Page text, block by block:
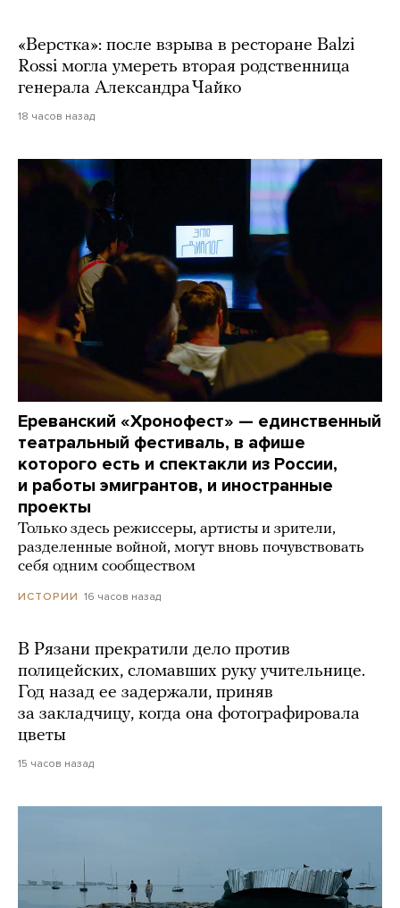
«Верстка»: после взрыва в ресторане Balzi
Rossi могла умереть вторая родственница
генерала Александра Чайко
18 часов назад
Ереванский «Хронофест» — единственный
театральный фестиваль, в афише
которого есть и спектакли из России,
и работы эмигрантов, и иностранные
проекты
Только здесь режиссеры, артисты и зрители,
разделенные войной, могут вновь почувствовать
себя одним сообществом
ИСТОРИИ 16 часов назад
В Рязани прекратили дело против
полицейских, сломавших руку учительнице.
Год назад ее задержали, приняв
за закладчицу, когда она фотографировала
цветы
15 часов назад